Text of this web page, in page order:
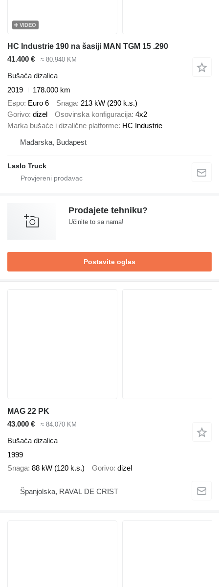
VIDEO
HC Industrie 190 na šasiji MAN TGM 15 .290
41.400 €
≈ 80.940 KM
Bušaća dizalica
2019
178.000 km
Евро Euro 6 Snaga 213 kW (290 k.s.)
Gorivo dizel Osovinska konfiguracija 4x2
Marka bušaće i dizalične platforme HC Industrie
Mađarska, Budapest
Laslo Truck
Prodajete tehniku?
Učinite to sa nama!
Postavite oglas
MAG 22 PK
43.000 €
≈ 84.070 KM
Bušaća dizalica
1999
Snaga 88 kW (120 k.s.) Gorivo dizel
Španjolska, RAVAL DE CRIST